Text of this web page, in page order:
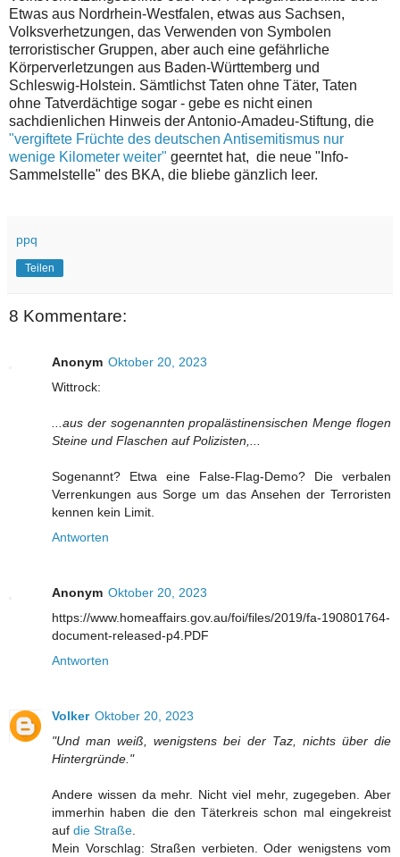
Etwas aus Nordrhein-Westfalen, etwas aus Sachsen,
Volksverhetzungen, das Verwenden von Symbolen
terroristischer Gruppen, aber auch eine gefährliche
Körperverletzungen aus Baden-Württemberg und
Schleswig-Holstein. Sämtlichst Taten ohne Täter, Taten
ohne Tatverdächtige sogar - gebe es nicht einen
sachdienlichen Hinweis der Antonio-Amadeu-Stiftung, die
"vergiftete Früchte des deutschen Antisemitismus nur
wenige Kilometer weiter" geerntet hat, die neue "Info-
Sammelstelle" des BKA, die bliebe gänzlich leer.
ppq
Teilen
8 Kommentare:
Anonym Oktober 20, 2023
Wittrock:
...aus der sogenannten propalästinensischen Menge flogen
Steine und Flaschen auf Polizisten,...
Sogenannt? Etwa eine False-Flag-Demo? Die verbalen
Verrenkungen aus Sorge um das Ansehen der Terroristen
kennen kein Limit.
Antworten
Anonym Oktober 20, 2023
https://www.homeaffairs.gov.au/foi/files/2019/fa-190801764-
document-released-p4.PDF
Antworten
Volker Oktober 20, 2023
"Und man weiß, wenigstens bei der Taz, nichts über die
Hintergründe."
Andere wissen da mehr. Nicht viel mehr, zugegeben. Aber
immerhin haben die den Täterkreis schon mal eingekreist
auf die Straße
Mein Vorschlag: Straßen verbieten. Oder wenigstens vom